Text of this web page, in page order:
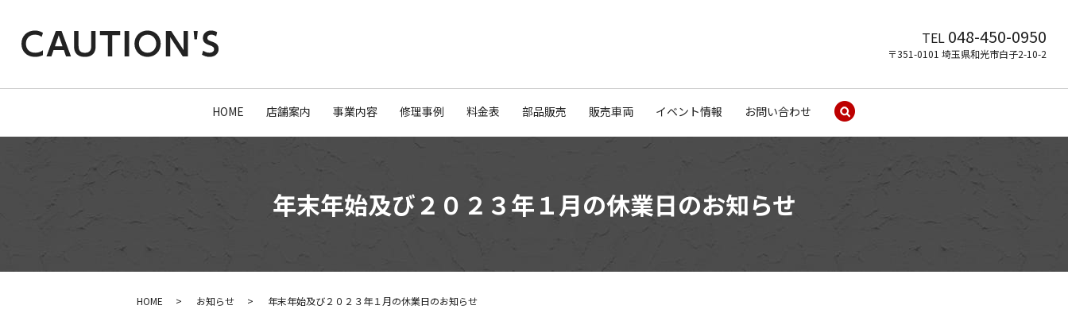
HOME 店舗案内 事業内容 修理事例 料金表 部品販売 販売車両 イベント情報 お問い合わせ
TEL 048-450-0950
〒351-0101 埼玉県和光市白子2-10-2
年末年始及び２０２３年１月の休業日のお知らせ
HOME お知らせ 年末年始及び２０２３年１月の休業日のお知らせ